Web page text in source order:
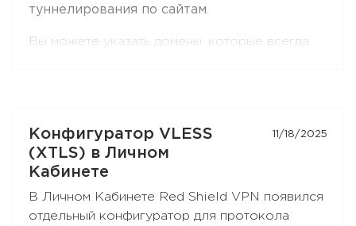
туннелирования по сайтам.
Вы можете указать домены, которые всегда
доступна и вChromium-браузерах
(Chrome,
Brave, Edge, Яндекс Браузер), и в
Конфигуратор VLESS
(XTLS) в Личном
Кабинете
11/18/2025
В Личном Кабинете Red Shield VPN появился
отдельный конфигуратор для протокола